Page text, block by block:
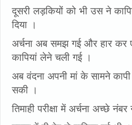
दूसरी लड़कियों को भी उस ने
दिया ।
अर्चना अब समझ गई और हार कर
कापियां लेने चली गई ।
अब वंदना अपनी मां के सामने
सकी ।
तिमाही परीक्षा में अर्चना अच्छे